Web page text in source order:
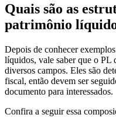
Quais são as
patrimônio
Depois de conhecer
líquidos, vale saber que o PL
diversos campos. Eles são
fiscal, então devem ser
documento para interessados.
Confira a seguir essa